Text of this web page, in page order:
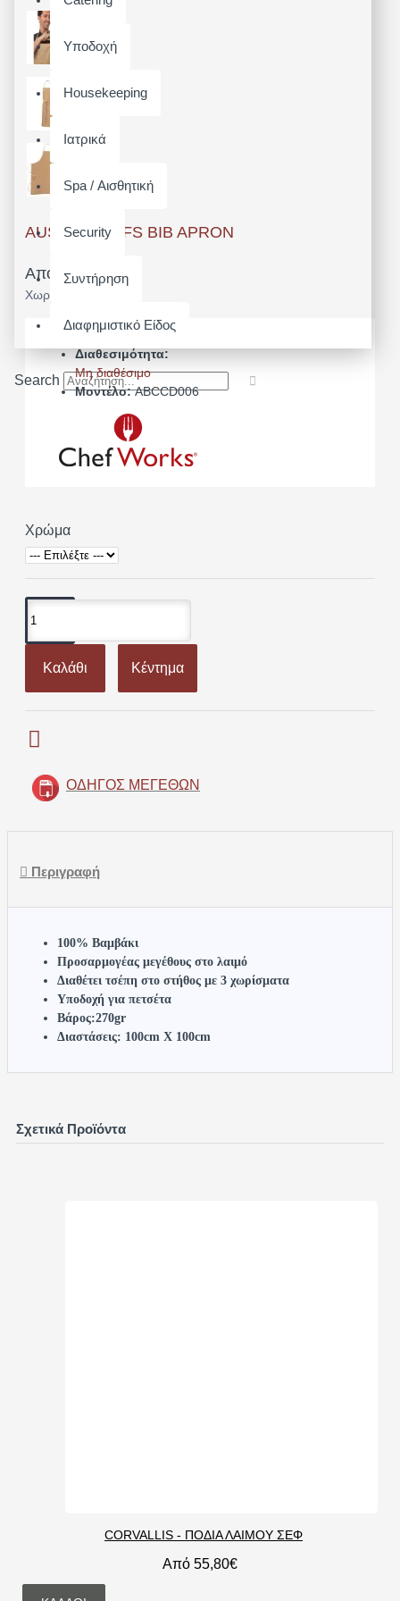
Υποδοχή
Housekeeping
Ιατρικά
Spa / Αισθητική
Security
Συντήρηση
Διαφημιστικό Είδος
Search
AUSTIN CHEFS BIB APRON
Από 71,92€
Χωρίς ΦΠΑ: 58,00€
Διαθεσιμότητα:
Μη διαθέσιμο
Μοντέλο: ABCCD006
Χρώμα
Καλάθι Κέντημα
ΟΔΗΓΌΣ ΜΕΓΕΘΏΝ
Περιγραφή
100% Βαμβάκι
Προσαρμογέας μεγέθους στο λαιμό
Διαθέτει τσέπη στο στήθος με 3 χωρίσματα
Υποδοχή για πετσέτα
Βάρος:270gr
Διαστάσεις: 100cm X 100cm
Σχετικά Προϊόντα
CORVALLIS - ΠΟΔΙΑ ΛΑΙΜΟΥ ΣΕΦ
Από 55,80€